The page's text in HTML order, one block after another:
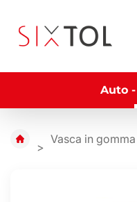
Auto
Vasca in